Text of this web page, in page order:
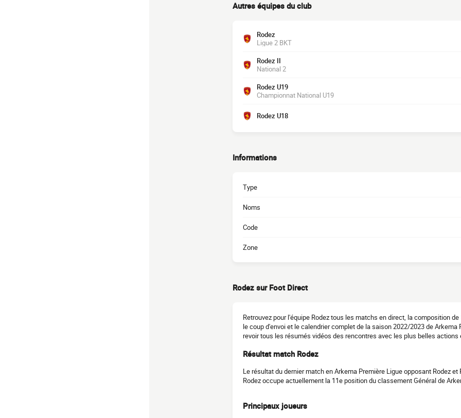
Autres équipes du club
Rodez
Ligue 2 BKT
Rodez II
National 2
Rodez U19
Championnat National U19
Rodez U18
Informations
Type
Noms
Code
Zone
Rodez sur Foot Direct
Retrouvez pour l'équipe Rodez tous les matchs en direct, la composition
le coup d'envoi et le calendrier complet de la saison 2022/2023 de
revoir tous les résumés vidéos des rencontres avec les plus belles actions
Résultat match Rodez
Le résultat du dernier match en Arkema Première Ligue opposant Rodez et
Rodez occupe actuellement la 11e position du classement Général de
Principaux joueurs